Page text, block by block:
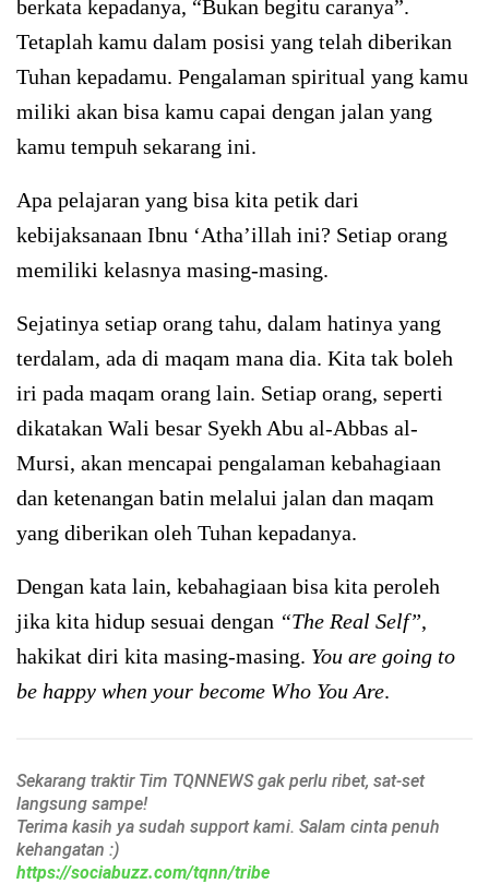
berkata kepadanya, “Bukan begitu caranya”.
Tetaplah kamu dalam posisi yang telah diberikan
Tuhan kepadamu. Pengalaman spiritual yang kamu
miliki akan bisa kamu capai dengan jalan yang
kamu tempuh sekarang ini.
Apa pelajaran yang bisa kita petik dari
kebijaksanaan Ibnu ‘Atha’illah ini? Setiap orang
memiliki kelasnya masing-masing.
Sejatinya setiap orang tahu, dalam hatinya yang
terdalam, ada di maqam mana dia. Kita tak boleh
iri pada maqam orang lain. Setiap orang, seperti
dikatakan Wali besar Syekh Abu al-Abbas al-
Mursi, akan mencapai pengalaman kebahagiaan
dan ketenangan batin melalui jalan dan maqam
yang diberikan oleh Tuhan kepadanya.
Dengan kata lain, kebahagiaan bisa kita peroleh
jika kita hidup sesuai dengan “The Real Self”,
hakikat diri kita masing-masing. You are going to
be happy when your become Who You Are.
Sekarang traktir Tim TQNNEWS gak perlu ribet, sat-set
langsung sampe!
Terima kasih ya sudah support kami. Salam cinta penuh
kehangatan :)
https://sociabuzz.com/tqnn/tribe